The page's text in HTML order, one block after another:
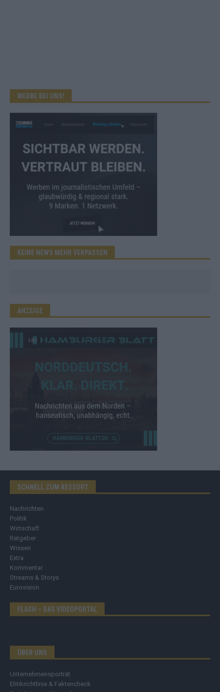
WERBE BEI UNS!
KEINE NEWS MEHR VERPASSEN
ANZEIGE
SCHNELL ZUM RESSORT
Nachrichten
Politik
Wirtschaft
Ratgeber
Wissen
Extra
Kommentar
Streams & Storys
Eurovision
FLASH – DAS VIDEOPORTAL
ÜBER UNS
Unternehmensporträt
Ehtikrichtlinie & Faktencheck